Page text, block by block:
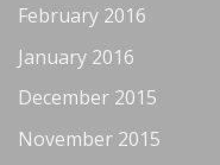
February 2016
January 2016
December 2015
November 2015